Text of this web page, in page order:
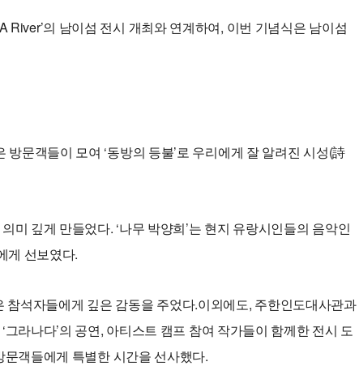
River’의 남이섬 전시 개최와 연계하여, 이번 기념식은 남이섬
문객들이 모여 ‘동방의 등불’로 우리에게 잘 알려진 시성(詩
깊게 만들었다. ‘나무 박양희’는 현지 유랑시인들의 음악인
게 선보였다.
참석자들에게 깊은 감동을 주었다.이외에도, 주한인도대사관과
라나다’의 공연, 아티스트 캠프 참여 작가들이 함께한 전시 도
객들에게 특별한 시간을 선사했다.